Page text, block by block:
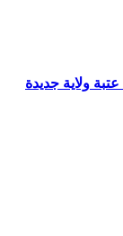
ولاية جديدة